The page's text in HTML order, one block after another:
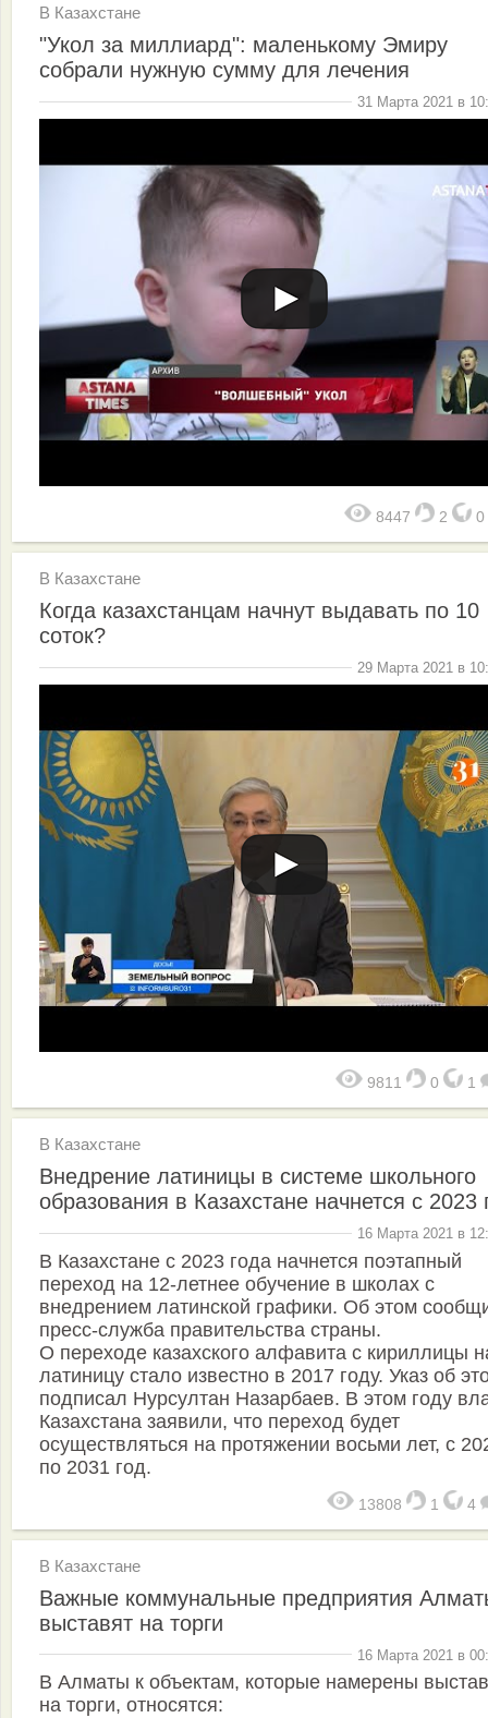
В Казахстане
"Укол за миллиард": маленькому Эмиру
собрали нужную сумму для лечения
31 Марта 2021 в
8447 2 0
В Казахстане
Когда казахстанцам начнут выдавать по 10
соток?
29 Марта 2021 в
9811 0 1
В Казахстане
Внедрение латиницы в системе школьного
образования в Казахстане начнется с 2023
16 Марта 2021 в
В Казахстане с 2023 года начнется поэтапный
переход на 12-летнее обучение в школах с
внедрением латинской графики. Об этом
пресс-служба правительства страны.
О переходе казахского алфавита с кириллицы
латиницу стало известно в 2017 году. Указ об
подписал Нурсултан Назарбаев. В этом году
Казахстана заявили, что переход будет
осуществляться на протяжении восьми лет, с
по 2031 год.
13808 1 4
В Казахстане
Важные коммунальные предприятия
выставят на торги
16 Марта 2021 в
В Алматы к объектам, которые намерены
на торги, относятся: